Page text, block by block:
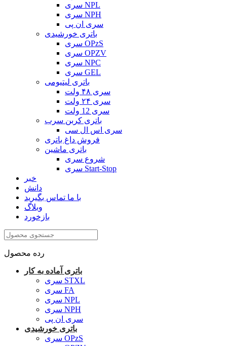
سری NPL
سری NPH
سری ان پی
باتری خورشیدی
سری OPzS
سری OPZV
سری NPC
سری GEL
باتری لیتیومی
سری ۴۸ ولت
سری ۲۴ ولت
سری 12 ولت
باتری کربن سرب
سری اس ال سی
فروش داغ باتری
باتری ماشین
شروع سری
سری Start-Stop
خبر
دانش
با ما تماس بگیرید
وبلاگ
بازخورد
رده محصول
باتری آماده به کار
سری STXL
سری FA
سری NPL
سری NPH
سری ان پی
باتری خورشیدی
سری OPzS